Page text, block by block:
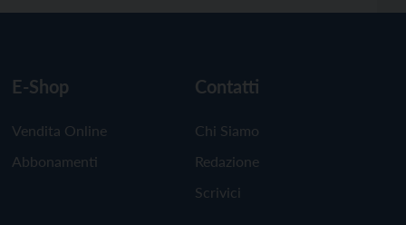
E-Shop
Vendita Online
Abbonamenti
Contatti
Chi Siamo
Redazione
Scrivici